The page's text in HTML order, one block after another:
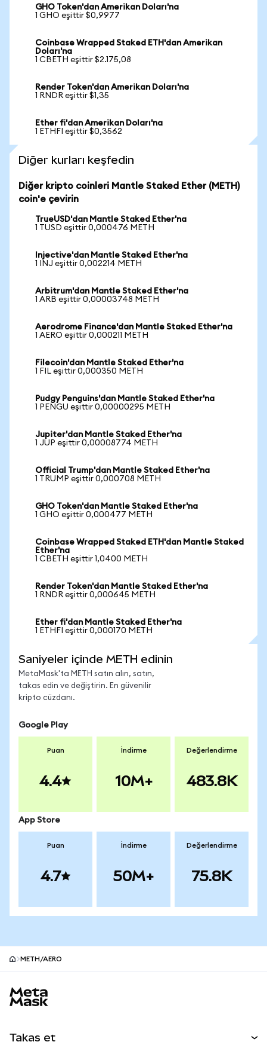
GHO Token'dan Amerikan Doları'na
1 GHO eşittir $0,9977
Coinbase Wrapped Staked ETH'dan Amerikan
Doları'na
1 CBETH eşittir $2.175,08
Render Token'dan Amerikan Doları'na
1 RNDR eşittir $1,35
Ether fi'dan Amerikan Doları'na
1 ETHFI eşittir $0,3562
Diğer kurları keşfedin
Diğer kripto coinleri Mantle Staked Ether (METH)
coin'e çevirin
TrueUSD'dan Mantle Staked Ether'na
1 TUSD eşittir 0,000476 METH
Injective'dan Mantle Staked Ether'na
1 INJ eşittir 0,002214 METH
Arbitrum'dan Mantle Staked Ether'na
1 ARB eşittir 0,00003748 METH
Aerodrome Finance'dan Mantle Staked Ether'na
1 AERO eşittir 0,000211 METH
Filecoin'dan Mantle Staked Ether'na
1 FIL eşittir 0,000350 METH
Pudgy Penguins'dan Mantle Staked Ether'na
1 PENGU eşittir 0,00000295 METH
Jupiter'dan Mantle Staked Ether'na
1 JUP eşittir 0,00008774 METH
Official Trump'dan Mantle Staked Ether'na
1 TRUMP eşittir 0,000708 METH
GHO Token'dan Mantle Staked Ether'na
1 GHO eşittir 0,000477 METH
Coinbase Wrapped Staked ETH'dan Mantle Staked
Ether'na
1 CBETH eşittir 1,0400 METH
Render Token'dan Mantle Staked Ether'na
1 RNDR eşittir 0,000645 METH
Ether fi'dan Mantle Staked Ether'na
1 ETHFI eşittir 0,000170 METH
Saniyeler içinde METH edinin
MetaMask'ta METH satın alın, satın,
takas edin ve değiştirin. En güvenilir
kripto cüzdanı.
Google Play
Puan
4.4
İndirme
10M+
Değerlendirme
483.8K
App Store
Puan
4.7
İndirme
50M+
Değerlendirme
75.8K
METH/AERO
Takas et